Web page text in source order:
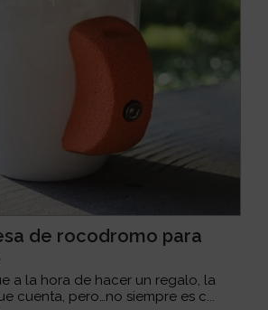
de rocodromo para
a la hora de hacer un regalo, la
cuenta, pero…no siempre es c...